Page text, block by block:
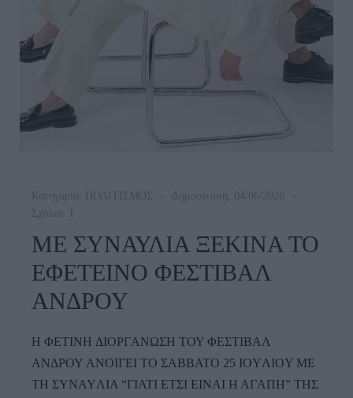
Κατηγορία: ΠΟΛΙΤΙΣΜΟΣ
Δημοσίευση: 04/06/2026
Σχόλιο: 1
ΜΕ ΣΥΝΑΥΛΙΑ ΞΕΚΙΝΑ ΤΟ
ΕΦΕΤΕΙΝΟ ΦΕΣΤΙΒΑΛ
ΑΝΔΡΟΥ
H ΦETINH ΔIOPΓANΩΣH ΤΟΥ ΦΕΣΤΙΒΑΛ
ΑΝΔΡΟΥ ANOIΓEI TO ΣABBATO 25 IOYΛIOY ME
TH ΣYNAYΛIA “ΓIATI ETΣI EINAI H AΓAΠH” THΣ